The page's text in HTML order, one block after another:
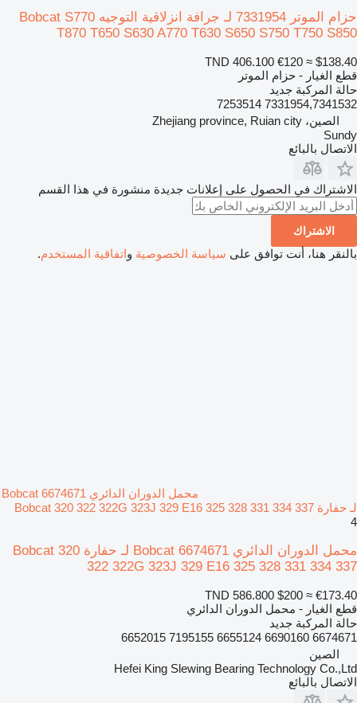
حزام الموتر 7331954 لـ جرافة انزلاقية التوجيه Bobcat S770
T870 T650 S630 A770 T630 S650 S750 T750 S850
TND 406.100 €120 ≈ $138.40
قطع الغيار - حزام الموتر
حالة المركبة جديد
7331954,7341532 7253514
الصين، Zhejiang province, Ruian city
Sundy
الاتصال بالبائع
الاشتراك في الحصول على إعلانات جديدة منشورة في هذا القسم
الاشتراك
بالنقر هنا، أنت توافق على سياسة الخصوصية واتفاقية المستخدم.
محمل الدوران الدائري Bobcat 6674671
لـ حفارة Bobcat 320 322 322G 323J 329 E16 325 328 331 334 337
4
محمل الدوران الدائري Bobcat 6674671 لـ حفارة Bobcat 320
322 322G 323J 329 E16 325 328 331 334 337
TND 586.800 $200 ≈ €173.40
قطع الغيار - محمل الدوران الدائري
حالة المركبة جديد
6674671 6690160 6655124 7195155 6652015
الصين
Hefei King Slewing Bearing Technology Co.,Ltd
الاتصال بالبائع